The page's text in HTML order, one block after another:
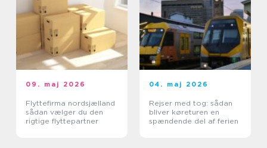
09. maj 2026
Flyttefirma nordsjælland
sådan vælger du den
rigtige flyttepartner
04. maj 2026
Rejser med tog: sådan
bliver køreturen en
spændende del af ferien